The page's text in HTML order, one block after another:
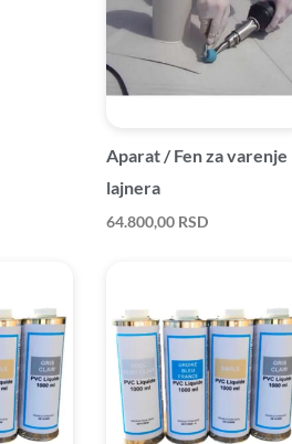
Aparat / Fen za varenje
lajnera
64.800,00 RSD